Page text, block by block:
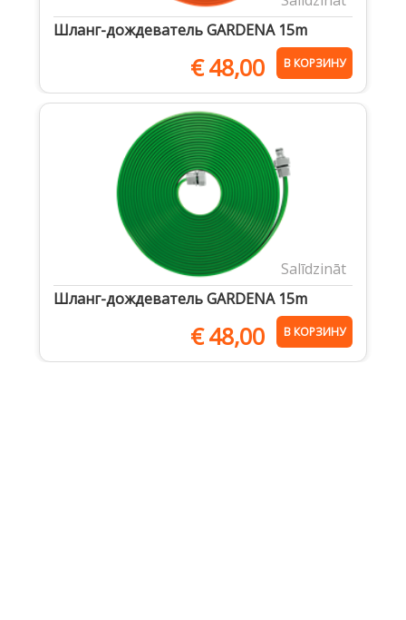
Шланг-дождеватель GARDENA 15m
€48,00 В КОРЗИНУ
Salīdzināt
Шланг-дождеватель GARDENA 15m
€48,00 В КОРЗИНУ